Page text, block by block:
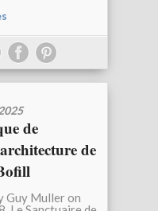
de
de
Guy Muller on